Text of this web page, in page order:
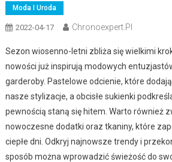
Moda I Uroda
2022-04-17 Chronoexpert.pl
Sezon wiosenno-letni zbliża się wielkimi
nowości już inspirują modowych
garderoby. Pastelowe odcienie, które
nasze stylizacje, a obcisłe sukienki
pewnością staną się hitem. Warto również
nowoczesne dodatki oraz tkaniny, które
ciepłe dni. Odkryj najnowsze trendy i
sposób można wprowadzić świeżość do